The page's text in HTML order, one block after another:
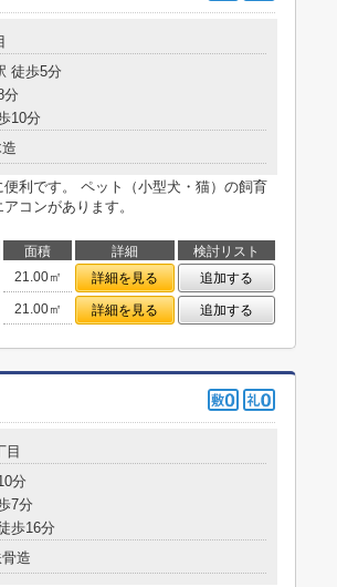
徒歩5分
分
10分
利です。 ペット（小型犬・猫）の飼育
コンがあります。
面積 詳細
検討リスト
21.00㎡ 詳細を見る
追加する
21.00㎡ 詳細を見る 追加する
目
分
7分
歩16分
造